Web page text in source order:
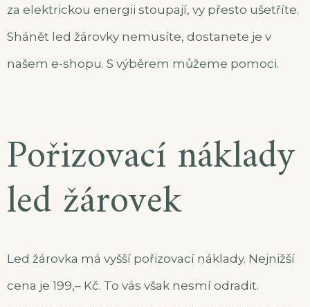
za elektrickou energii stoupají, vy přesto ušetříte.
Shánět led žárovky nemusíte, dostanete je v
našem e-shopu. S výběrem můžeme pomoci.
Pořizovací náklady
led žárovek
Led žárovka má vyšší pořizovací náklady. Nejnižší
cena je 199,– Kč. To vás však nesmí odradit.